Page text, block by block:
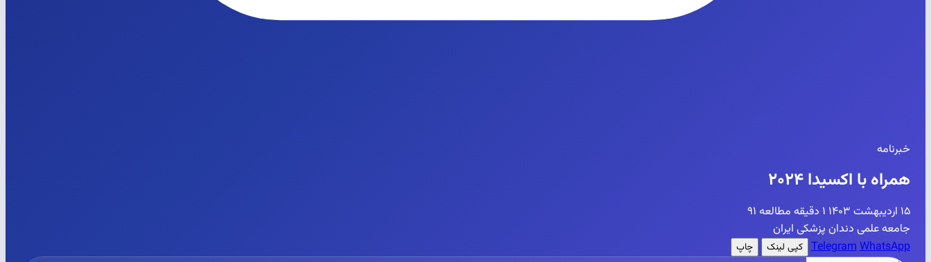
خبرنامه
همراه با اکسیدا ۲۰۲۴
۱۵ اردیبهشت ۱۴۰۳ ۱ دقیقه مطالعه
۹۱
جامعه علمی دندان پزشکی ایران
TelegramWhatsApp کپی لینک چاپ